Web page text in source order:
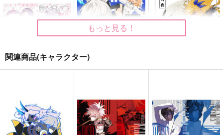
785円（税込） 787円（税込）
インドラ
787円（税込）
インドラ×ヴリトラ
もっと見る！
関連商品(キャラクター)